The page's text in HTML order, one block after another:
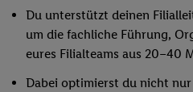
Du unterstützt deinen
um die fachliche Führung,
eures Filialteams aus 20–40
Dabei optimierst du nicht